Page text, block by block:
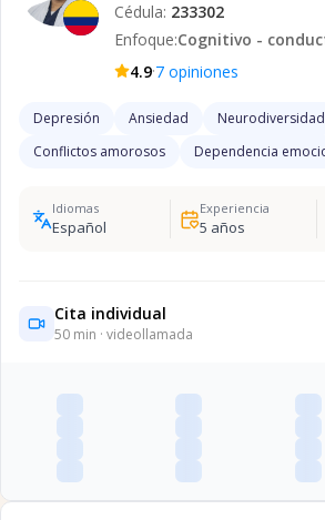
Cédula: 233302
Enfoque:Cognitivo -
4.9·7 opiniones
Depresión Ansiedad
Neurodiversidad
Conflictos amorosos
Dependencia
Idiomas
Español
Experiencia
5 años
Cita individual
50 min · videollamada